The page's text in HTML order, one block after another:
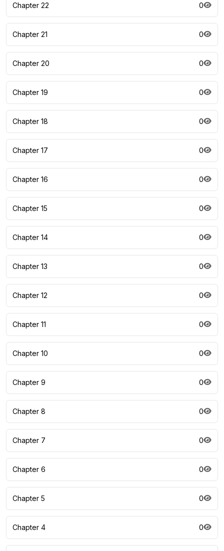
Chapter 22 0
Chapter 21 0
Chapter 20 0
Chapter 19 0
Chapter 18 0
Chapter 17 0
Chapter 16 0
Chapter 15 0
Chapter 14 0
Chapter 13 0
Chapter 12 0
Chapter 11 0
Chapter 10 0
Chapter 9 0
Chapter 8 0
Chapter 7 0
Chapter 6 0
Chapter 5 0
Chapter 4 0